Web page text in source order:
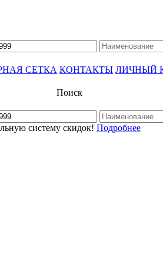
СЕТКА КОНТАКТЫ ЛИЧНЫЙ
Поиск
систему скидок! Подробнее